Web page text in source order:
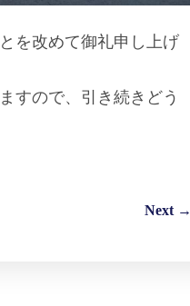
を改めて御礼申し上げ
すので、引き続きどう
Next →